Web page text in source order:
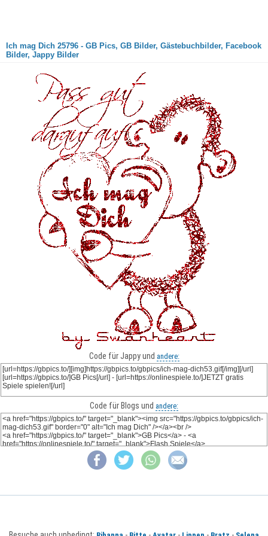
Ich mag Dich 25796 - GB Pics, GB Bilder, Gästebuchbilder, Facebook
Bilder, Jappy Bilder
Code für Jappy und andere:
Code für Blogs und andere: